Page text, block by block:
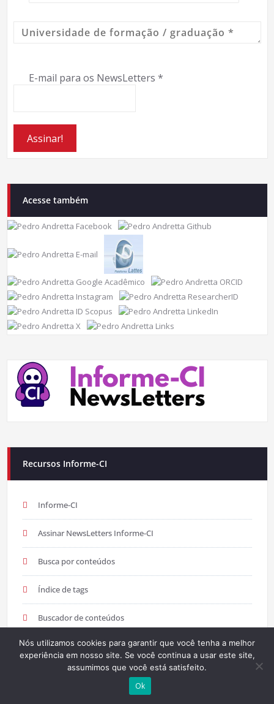
E-mail para os NewsLetters *
Acesse também
Recursos Informe-CI
Informe-CI
Assinar NewsLetters Informe-CI
Busca por conteúdos
Índice de tags
Buscador de conteúdos
Nós utilizamos cookies para garantir que você tenha a melhor
experiência em nosso site. Se você continua a usar este site,
assumimos que você está satisfeito.
Ok